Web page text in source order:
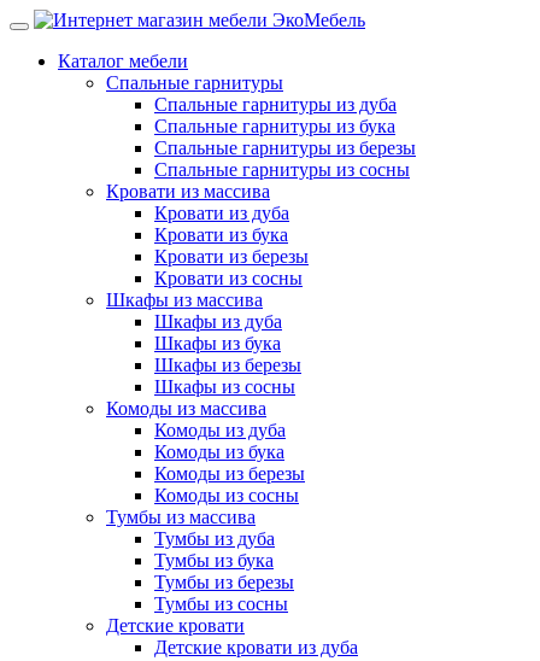
Каталог мебели
Спальные гарнитуры
Спальные гарнитуры из дуба
Спальные гарнитуры из бука
Спальные гарнитуры из березы
Спальные гарнитуры из сосны
Кровати из массива
Кровати из дуба
Кровати из бука
Кровати из березы
Кровати из сосны
Шкафы из массива
Шкафы из дуба
Шкафы из бука
Шкафы из березы
Шкафы из сосны
Комоды из массива
Комоды из дуба
Комоды из бука
Комоды из березы
Комоды из сосны
Тумбы из массива
Тумбы из дуба
Тумбы из бука
Тумбы из березы
Тумбы из сосны
Детские кровати
Детские кровати из дуба